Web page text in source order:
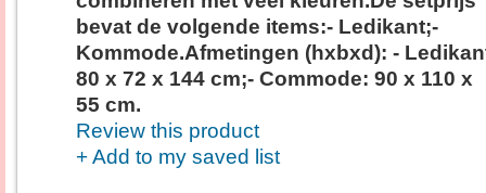
bevat de volgende items:- Ledikant;-
Kommode.Afmetingen (hxbxd): -
80 x 72 x 144 cm;- Commode: 90 x 110 x
55 cm.
Review this product
+ Add to my saved list